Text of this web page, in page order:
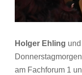
Holger Ehling und
am Fachforum 1